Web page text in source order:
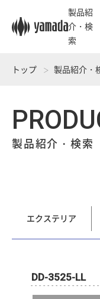
製品紹
介・検
索
トップ 製品紹介・
製品紹介・検索
エクステリア
DD-3525-LL